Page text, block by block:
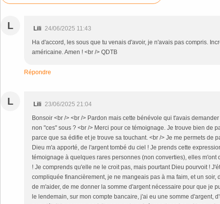
L Lili 24/06/2025 11:43
Ha d'accord, les sous que tu venais d'avoir, je n'avais pas compris.
américaine. Amen ! <br /> QDTB
Répondre
L Lili 23/06/2025 21:04
Bonsoir <br /> <br /> Pardon mais cette bénévole qui t'avais
non "ces" sous ? <br /> Merci pour ce témoignage. Je trouve bien de
parce que sa édifie et je trouve sa touchant. <br /> Je me permets de
Dieu m'a apporté, de l'argent tombé du ciel ! Je prends cette
témoignage à quelques rares personnes (non converties), elles m'ont
! Je comprends qu'elle ne le croit pas, mais pourtant Dieu pourvoit !
compliquée financièrement, je ne mangeais pas à ma faim, et un soir,
de m'aider, de me donner la somme d'argent nécessaire pour que je
le lendemain, sur mon compte bancaire, j'ai eu une somme d'argent,